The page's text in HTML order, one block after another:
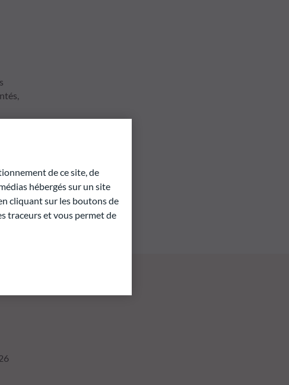
de ce site, de
hébergés sur un site
cliquant sur les boutons de
traceurs et vous permet de